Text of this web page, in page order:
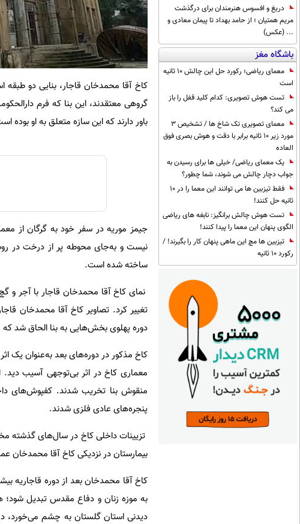
دریغ و افسوس هنرمندان برای درگذشت
مریم همتیان ؛ از حامد بهداد تا پیمان معادی و
... (عکس)
باشگاه مغز
معمای ریاضی؛ رکورد حل این چالش 10 ثانیه
است
تست هوش تصویری: کدام کلید قفل را باز
می کند؟
معمای تصویری تک شاخ ها / تشخیص 3
مورد زیر 10 ثانیه برابر با دقت و هوش بصری فوق
العاده
یک معمای ریاضی/ خیلی ها برای رسیدن به
جواب دچار چالش می شوند، شما چطور؟
فقط تیزبین ها می توانند این معما را در 10
ثانیه حل کنند!
تست هوش چالش برانگیز: نابغه های ریاضی
الگوی پنهان این معما را پیدا کنند!
تیزبین ها مچ این ماهی پنهان کار را بگیرند! /
رکورد 10 ثانیه
کاخ آقا محمدخان قاجار، بنایی دو
گروهی معتقدند، این بنا که فرم
باور دارند که این سازه متعلق به او بوده
جیمز موریه در سفر خود به گرگان از
نیست و به‌جای محوطه پر از درخت در
ساخته شده است.
نمای کاخ آقا محمدخان قاجار با آجر و
تغییر کرد. تصاویر کاخ آقا محمدخان
دوره پهلوی بخش‌هایی به بنا الحاق شد
کاخ مذکور در دوره‌های بعد به‌عنوان یک
معماری کاخ در اثر بی‌توجهی آسیب
منقوش بنا تخریب شدند. کفپوش‌های
پنجره‌های عادی فلزی شدند.
تزیینات داخلی کاخ در سال‌های گذشته
بیمارستان در نزدیکی کاخ آقا محمدخان
کاخ آقا محمدخان بعد از دوره قاجاریه
به موزه زنان و دفاع مقدس تبدیل